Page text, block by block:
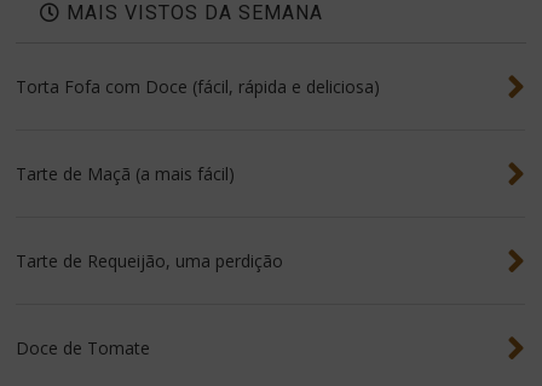
MAIS VISTOS DA SEMANA
Torta Fofa com Doce (fácil, rápida e deliciosa)
Tarte de Maçã (a mais fácil)
Tarte de Requeijão, uma perdição
Doce de Tomate